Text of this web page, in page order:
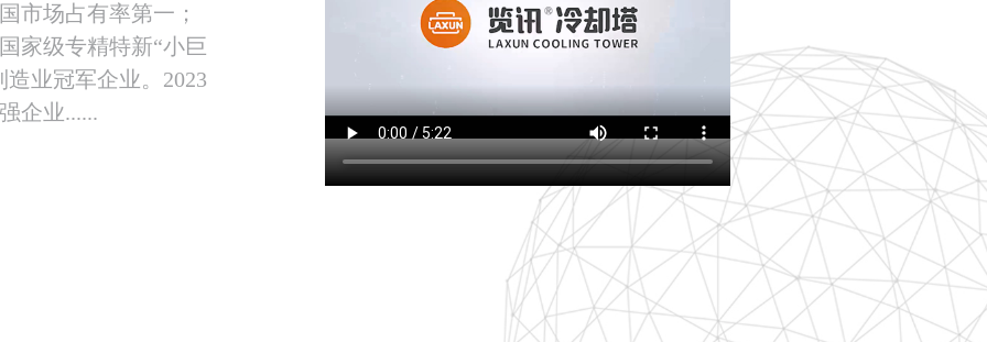
市场占有率第一；
家级专精特新“小巨
业冠军企业。2023
企业......